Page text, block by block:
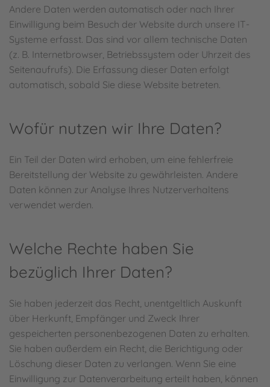
Andere Daten werden automatisch oder nach Ihrer
Einwilligung beim Besuch der Website durch unsere IT-
Systeme erfasst. Das sind vor allem technische Daten
(z. B. Internetbrowser, Betriebssystem oder Uhrzeit des
Seitenaufrufs). Die Erfassung dieser Daten erfolgt
automatisch, sobald Sie diese Website betreten.
Wofür nutzen wir Ihre Daten?
Ein Teil der Daten wird erhoben, um eine fehlerfreie
Bereitstellung der Website zu gewährleisten. Andere
Daten können zur Analyse Ihres Nutzerverhaltens
verwendet werden.
Welche Rechte haben Sie
bezüglich Ihrer Daten?
Sie haben jederzeit das Recht, unentgeltlich Auskunft
über Herkunft, Empfänger und Zweck Ihrer
gespeicherten personenbezogenen Daten zu erhalten.
Sie haben außerdem ein Recht, die Berichtigung oder
Löschung dieser Daten zu verlangen. Wenn Sie eine
Einwilligung zur Datenverarbeitung erteilt haben, können